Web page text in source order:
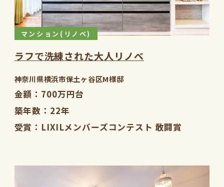
マンション(リノベ)
ラフで洗練された大人リノベ
神奈川県横浜市保土ヶ谷区M様邸
金額
700万円台
築年数
22年
受賞
LIXILメンバーズコンテスト 敢闘賞